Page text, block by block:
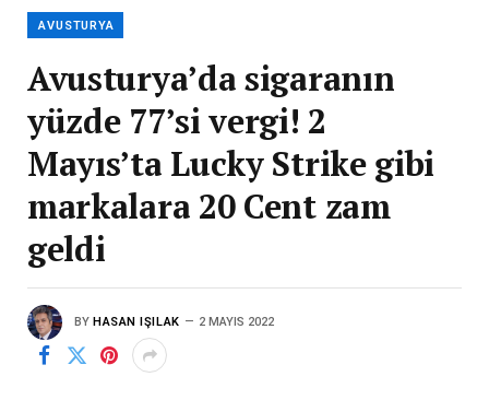
AVUSTURYA
Avusturya’da sigaranın
yüzde 77’si vergi! 2
Mayıs’ta Lucky Strike gibi
markalara 20 Cent zam
geldi
BY HASAN IŞILAK 2 MAYIS 2022